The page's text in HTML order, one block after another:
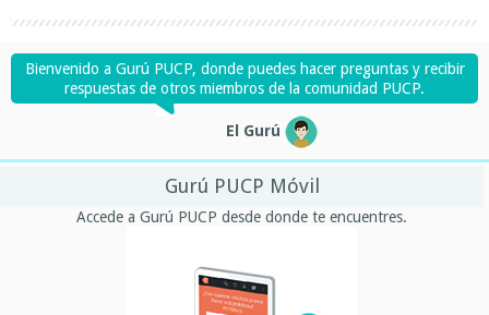
Bienvenido a Gurú PUCP, donde puedes hacer preguntas y recibir
respuestas de otros miembros de la comunidad PUCP.
El Gurú
Gurú PUCP Móvil
Accede a Gurú PUCP desde donde te encuentres.